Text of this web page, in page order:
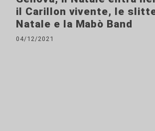
il Carillon vivente, le
Natale e la Mabò Band
04/12/2021